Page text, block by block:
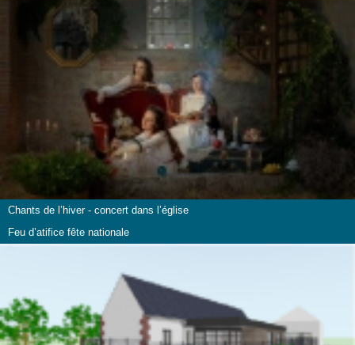
Chants de l’hiver - concert dans l’église
Feu d’atifice fête nationale